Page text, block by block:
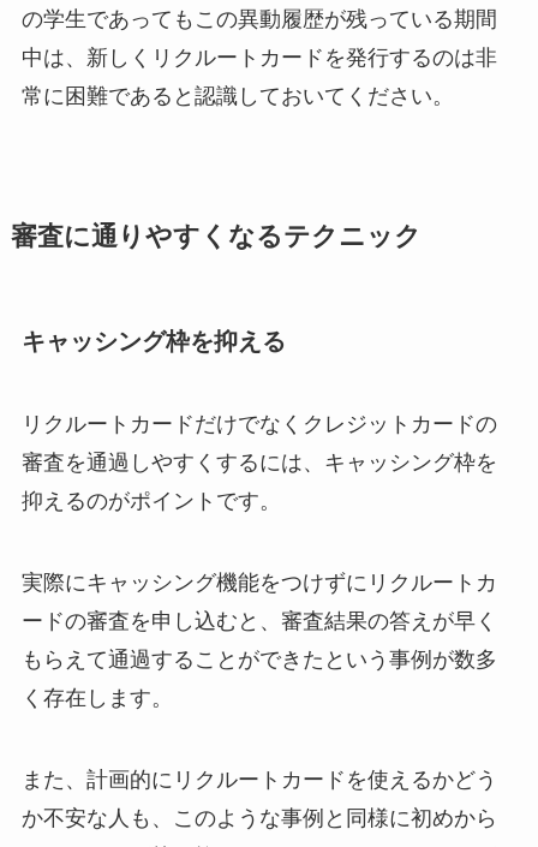
の学生であってもこの異動履歴が残っている期間
中は、新しくリクルートカードを発行するのは非
常に困難であると認識しておいてください。
審査に通りやすくなるテクニック
キャッシング枠を抑える
リクルートカードだけでなくクレジットカードの
審査を通過しやすくするには、キャッシング枠を
抑えるのがポイントです。
実際にキャッシング機能をつけずにリクルートカ
ードの審査を申し込むと、審査結果の答えが早く
もらえて通過することができたという事例が数多
く存在します。
また、計画的にリクルートカードを使えるかどう
か不安な人も、このような事例と同様に初めから